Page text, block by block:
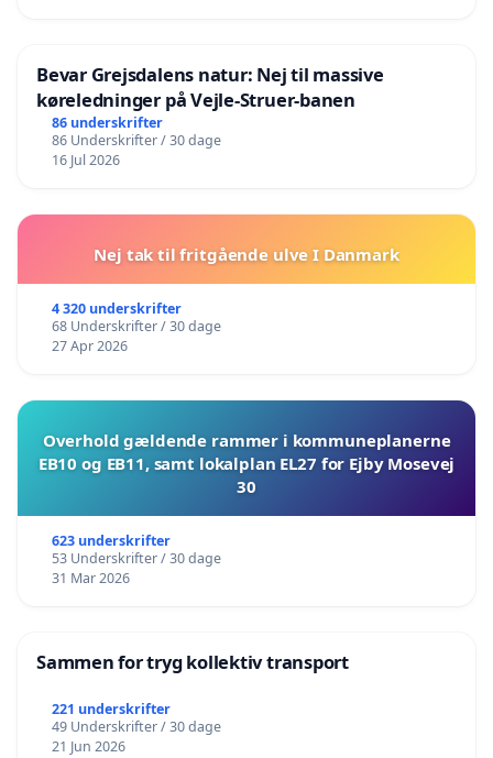
Bevar Grejsdalens natur: Nej til massive
køreledninger på Vejle-Struer-banen
86 underskrifter
86 Underskrifter / 30 dage
16 Jul 2026
Nej tak til fritgående ulve I Danmark
4 320 underskrifter
68 Underskrifter / 30 dage
27 Apr 2026
Overhold gældende rammer i kommuneplanerne
EB10 og EB11, samt lokalplan EL27 for Ejby Mosevej
30
623 underskrifter
53 Underskrifter / 30 dage
31 Mar 2026
Sammen for tryg kollektiv transport
221 underskrifter
49 Underskrifter / 30 dage
21 Jun 2026